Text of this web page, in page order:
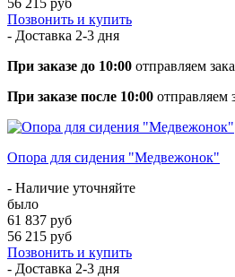
Позвонить и купить
- Доставка 2-3 дня
При заказе до 10:00 отправляем
При заказе после 10:00 отправляем
Опора для сидения "Медвежонок"
- Наличие уточняйте
было
61 837 руб
56 215 руб
Позвонить и купить
- Доставка 2-3 дня